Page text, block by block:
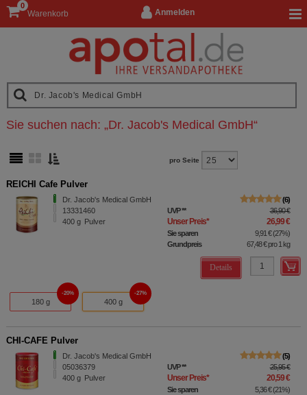
Anmelden
Warenkorb
0
Sie suchen nach: „Dr. Jacob's Medical GmbH“
pro Seite
REICHI Cafe Pulver
Dr. Jacob's Medical GmbH
13331460
400 g Pulver
6
UVP** 36,90 €
Unser Preis* 26,99 €
Sie sparen 9,91 €(27%)
Grundpreis
67,48 €pro 1 kg
Details
180 g
20%
400 g
27%
CHI-CAFE Pulver
Dr. Jacob's Medical GmbH
05036379
400 g Pulver
5
UVP** 25,95 €
Unser Preis* 20,59 €
Sie sparen 5,36 €(21%)